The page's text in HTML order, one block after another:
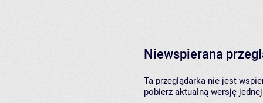
Niewspierana
Ta przeglądarka nie jest
pobierz aktualną wersję